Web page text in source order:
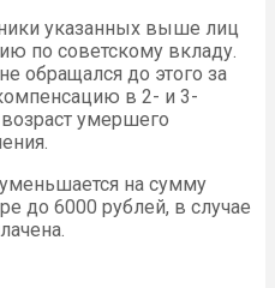
указанных выше лиц
по советскому вкладу.
обращался до этого за
в 2- и 3-
умершего
на сумму
до 6000 рублей, в случае